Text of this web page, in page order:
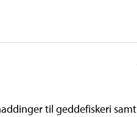
til geddefiskeri samt